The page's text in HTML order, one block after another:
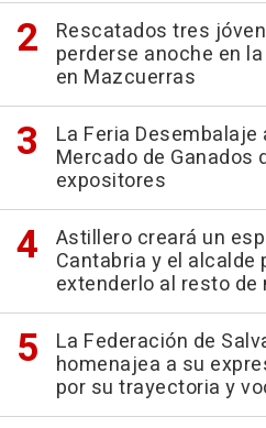
Rescatados tres
perderse anoche en
en Mazcuerras
La Feria
Mercado de Ganados
expositores
Astillero creará un
Cantabria y el alcalde
extenderlo al resto
La Federación de
homenajea a su
por su trayectoria y